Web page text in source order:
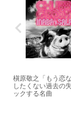
槇原敬之「もう恋
したくない過去の
ックする名曲